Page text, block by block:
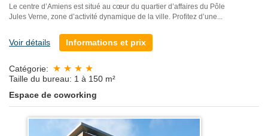
Le centre d’Amiens est situé au cœur du quartier d’affaires du Pôle
Jules Verne, zone d’activité dynamique de la ville. Profitez d’une...
Voir détails Informations et prix
Catégorie:
Taille du bureau: 1 à 150 m²
Espace de coworking